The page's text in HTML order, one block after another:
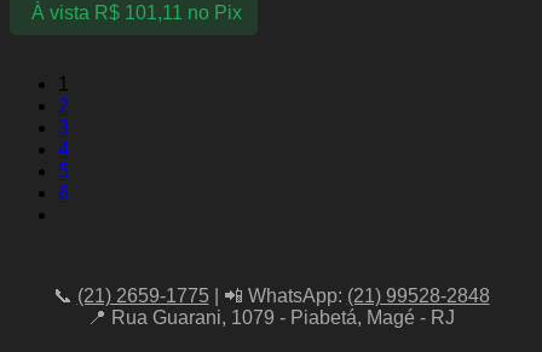
À vista R$101,11 no Pix
1
2
3
4
5
6
📞 (21) 2659-1775| 📲 WhatsApp: (21) 99528-2848
📍 Rua Guarani, 1079 - Piabetá, Magé - RJ